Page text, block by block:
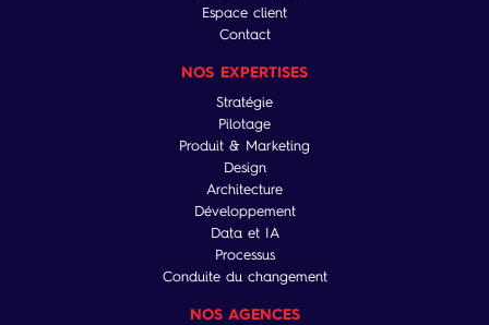
Espace client
Contact
NOS EXPERTISES
Stratégie
Pilotage
Produit & Marketing
Design
Architecture
Développement
Data et IA
Processus
Conduite du changement
NOS AGENCES